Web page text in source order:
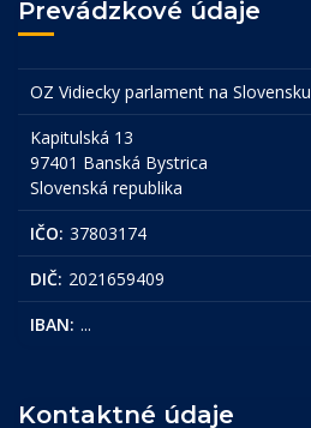
Prevádzkové údaje
OZ Vidiecky parlament na Slovensku
Kapitulská 13
97401 Banská Bystrica
Slovenská republika
IČO: 37803174
DIČ: 2021659409
IBAN: ...
Kontaktné údaje